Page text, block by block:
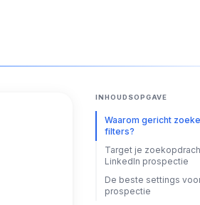
INHOUDSOPGAVE
Waarom gericht
filters?
Target je
LinkedIn prospectie
De beste settings
prospectie